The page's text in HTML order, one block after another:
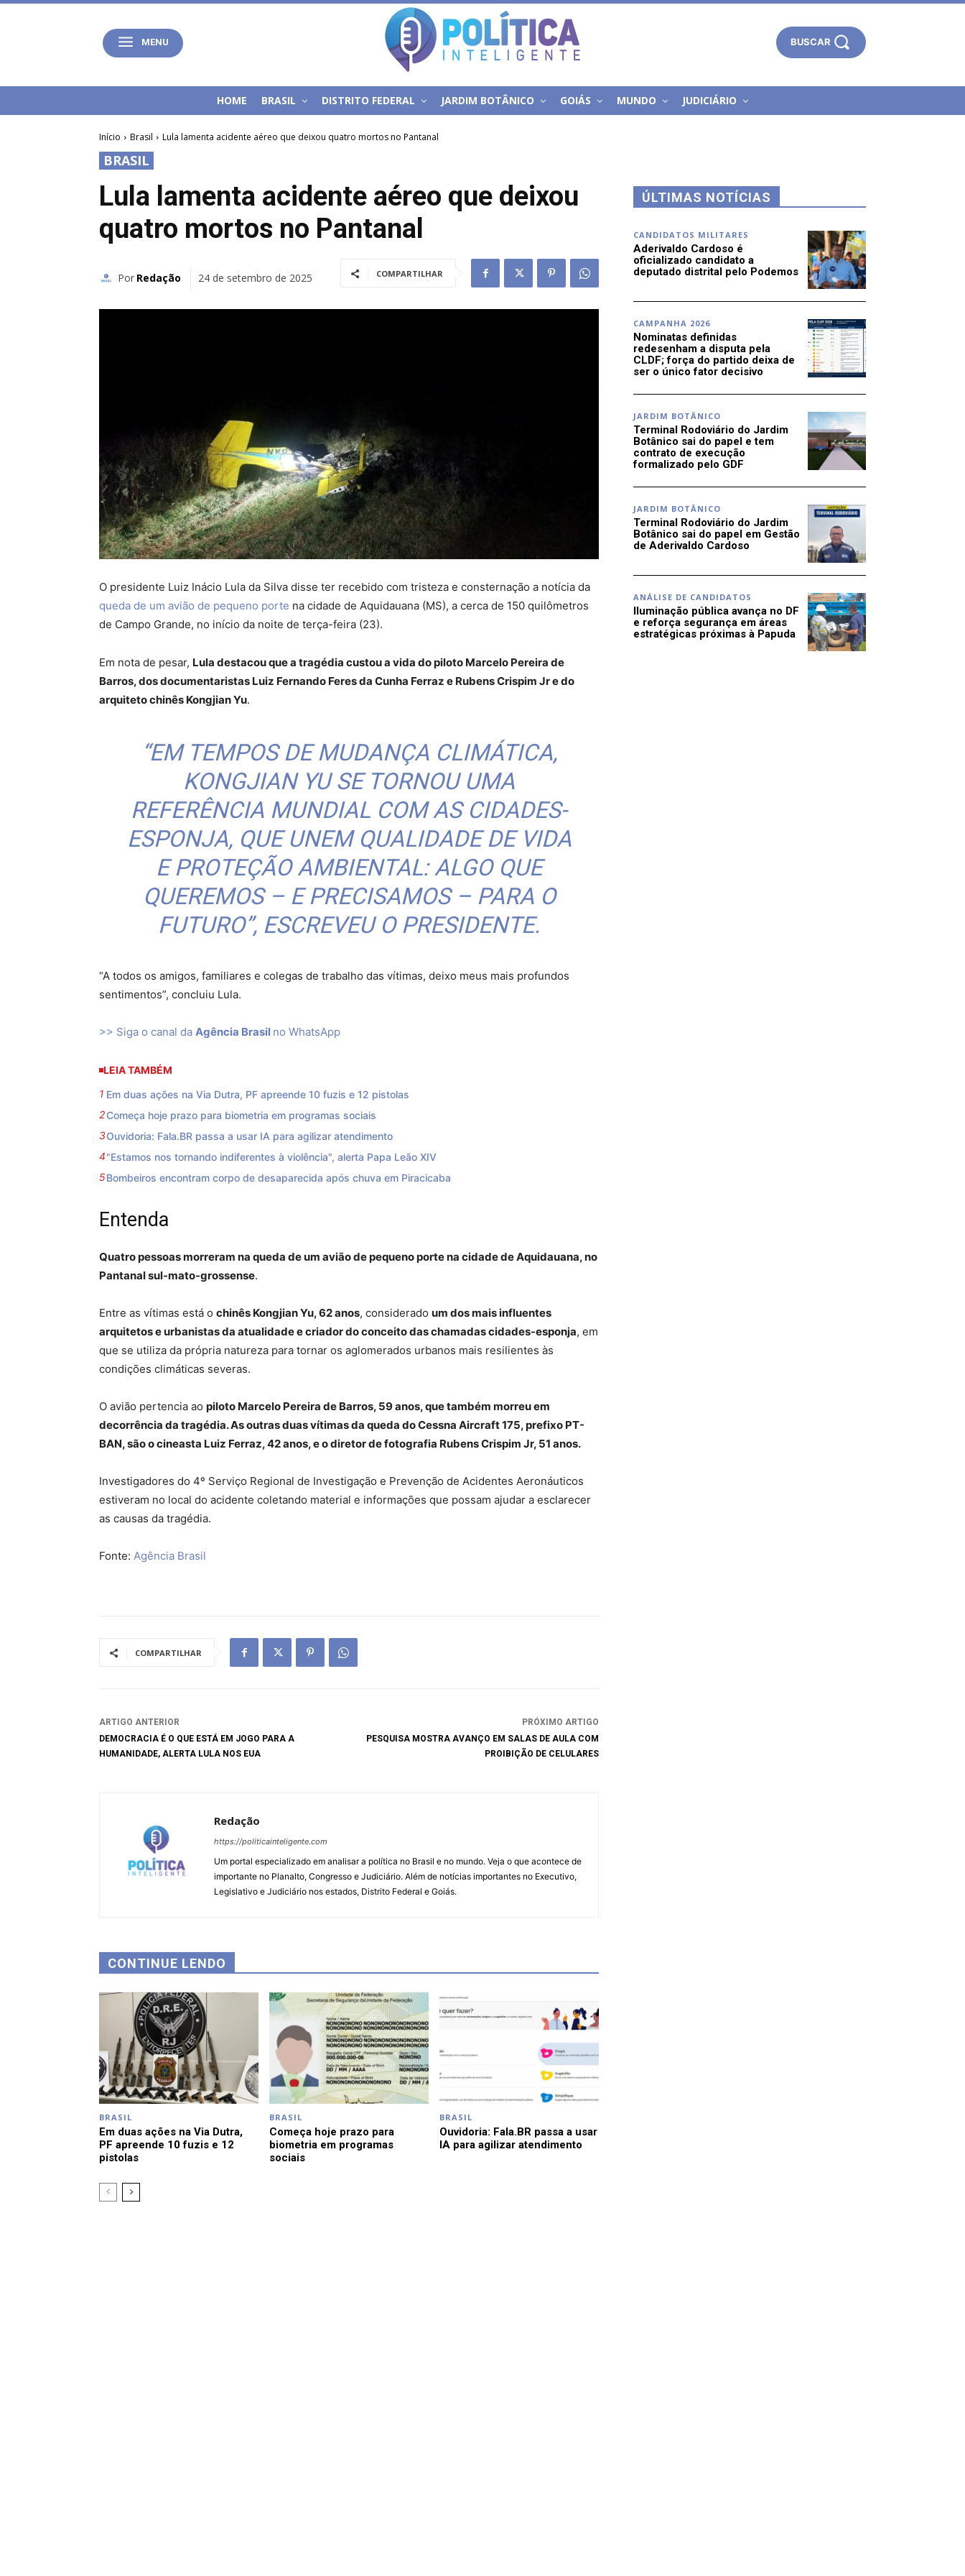
MENU BUSCAR
HOME BRASIL DISTRITO FEDERAL JARDIM BOTÂNICO GOIÁS MUNDO JUDICIÁRIO
Início Brasil Lula lamenta acidente aéreo que deixou quatro mortos no Pantanal
BRASIL
Lula lamenta acidente aéreo que deixou
quatro mortos no Pantanal
Por Redação 24 de setembro de 2025 COMPARTILHAR
O presidente Luiz Inácio Lula da Silva disse ter recebido com tristeza e consternação a notícia da
queda de um avião de pequeno porte na cidade de Aquidauana (MS), a cerca de 150 quilômetros
de Campo Grande, no início da noite de terça-feira (23).
Em nota de pesar, Lula destacou que a tragédia custou a vida do piloto Marcelo Pereira de
Barros, dos documentaristas Luiz Fernando Feres da Cunha Ferraz e Rubens Crispim Jr e do
arquiteto chinês Kongjian Yu.
“EM TEMPOS DE MUDANÇA CLIMÁTICA,
KONGJIAN YU SE TORNOU UMA
REFERÊNCIA MUNDIAL COM AS CIDADES-
ESPONJA, QUE UNEM QUALIDADE DE VIDA
E PROTEÇÃO AMBIENTAL: ALGO QUE
QUEREMOS – E PRECISAMOS – PARA O
FUTURO”, ESCREVEU O PRESIDENTE.
“A todos os amigos, familiares e colegas de trabalho das vítimas, deixo meus mais profundos
sentimentos”, concluiu Lula.
>> Siga o canal da Agência Brasil no WhatsApp
LEIA TAMBÉM
Em duas ações na Via Dutra, PF apreende 10 fuzis e 12 pistolas
Começa hoje prazo para biometria em programas sociais
Ouvidoria: Fala.BR passa a usar IA para agilizar atendimento
"Estamos nos tornando indiferentes à violência", alerta Papa Leão XIV
Bombeiros encontram corpo de desaparecida após chuva em Piracicaba
Entenda
Quatro pessoas morreram na queda de um avião de pequeno porte na cidade de Aquidauana, no
Pantanal sul-mato-grossense.
Entre as vítimas está o chinês Kongjian Yu, 62 anos, considerado um dos mais influentes
arquitetos e urbanistas da atualidade e criador do conceito das chamadas cidades-esponja, em
que se utiliza da própria natureza para tornar os aglomerados urbanos mais resilientes às
condições climáticas severas.
O avião pertencia ao piloto Marcelo Pereira de Barros, 59 anos, que também morreu em
decorrência da tragédia. As outras duas vítimas da queda do Cessna Aircraft 175, prefixo PT-
BAN, são o cineasta Luiz Ferraz, 42 anos, e o diretor de fotografia Rubens Crispim Jr, 51 anos.
Investigadores do 4º Serviço Regional de Investigação e Prevenção de Acidentes Aeronáuticos
estiveram no local do acidente coletando material e informações que possam ajudar a esclarecer
as causas da tragédia.
Fonte: Agência Brasil
COMPARTILHAR
ARTIGO ANTERIOR
DEMOCRACIA É O QUE ESTÁ EM JOGO PARA A
HUMANIDADE, ALERTA LULA NOS EUA
PRÓXIMO ARTIGO
PESQUISA MOSTRA AVANÇO EM SALAS DE AULA COM
PROIBIÇÃO DE CELULARES
Redação
https://politicainteligente.com
Um portal especializado em analisar a política no Brasil e no mundo. Veja o que acontece de
importante no Planalto, Congresso e Judiciário. Além de notícias importantes no Executivo,
Legislativo e Judiciário nos estados, Distrito Federal e Goiás.
CONTINUE LENDO
BRASIL
Em duas ações na Via Dutra,
PF apreende 10 fuzis e 12
pistolas
BRASIL
Começa hoje prazo para
biometria em programas
sociais
BRASIL
Ouvidoria: Fala.BR passa a usar
IA para agilizar atendimento
ÚLTIMAS NOTÍCIAS
CANDIDATOS MILITARES
Aderivaldo Cardoso é
oficializado candidato a
deputado distrital pelo Podemos
CAMPANHA 2026
Nominatas definidas
redesenham a disputa pela
CLDF; força do partido deixa de
ser o único fator decisivo
JARDIM BOTÂNICO
Terminal Rodoviário do Jardim
Botânico sai do papel e tem
contrato de execução
formalizado pelo GDF
JARDIM BOTÂNICO
Terminal Rodoviário do Jardim
Botânico sai do papel em Gestão
de Aderivaldo Cardoso
ANÁLISE DE CANDIDATOS
Iluminação pública avança no DF
e reforça segurança em áreas
estratégicas próximas à Papuda